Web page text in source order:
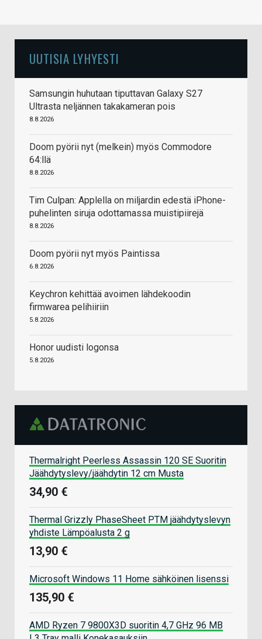
UUTISIA LYHYESTI
Samsungin huhutaan tiputtavan Galaxy S27
Ultrasta neljännen takakameran pois
8.8.2026
Doom pyörii nyt (melkein) myös Commodore
64:llä
8.8.2026
Tim Culpan: Applella on miljardin edestä iPhone-
puhelinten siruja odottamassa muistipiirejä
8.8.2026
Doom pyörii nyt myös Paintissa
6.8.2026
Keychron kehittää avoimen lähdekoodin
firmwarea pelihiiriin
5.8.2026
Honor uudisti logonsa
5.8.2026
Thermalright Peerless Assassin 120 SE Suoritin
Jäähdytyslevy/jäähdytin 12 cm Musta
34,90 €
Thermal Grizzly PhaseSheet PTM jäähdytyslevyn
yhdiste Lämpöalusta 2 g
13,90 €
Microsoft Windows 11 Home sähköinen lisenssi
135,90 €
AMD Ryzen 7 9800X3D suoritin 4,7 GHz 96 MB